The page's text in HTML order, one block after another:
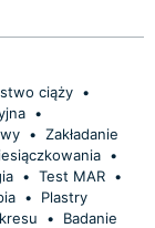
ciąży •
•
• Zakładanie
•
• Test MAR •
•
Plastry
•
Badanie